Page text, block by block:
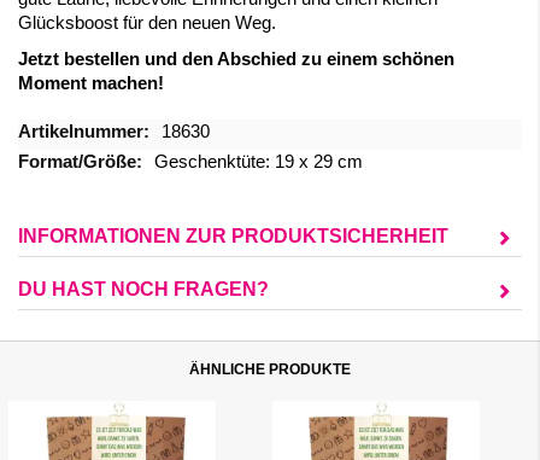
Glücksboost für den neuen Weg.
Jetzt bestellen und den Abschied zu einem schönen
Moment machen!
Mehr
Informationen
18630
Geschenktüte: 19 x 29 cm
INFORMATIONEN ZUR PRODUKTSICHERHEIT
DU HAST NOCH FRAGEN?
ÄHNLICHE PRODUKTE